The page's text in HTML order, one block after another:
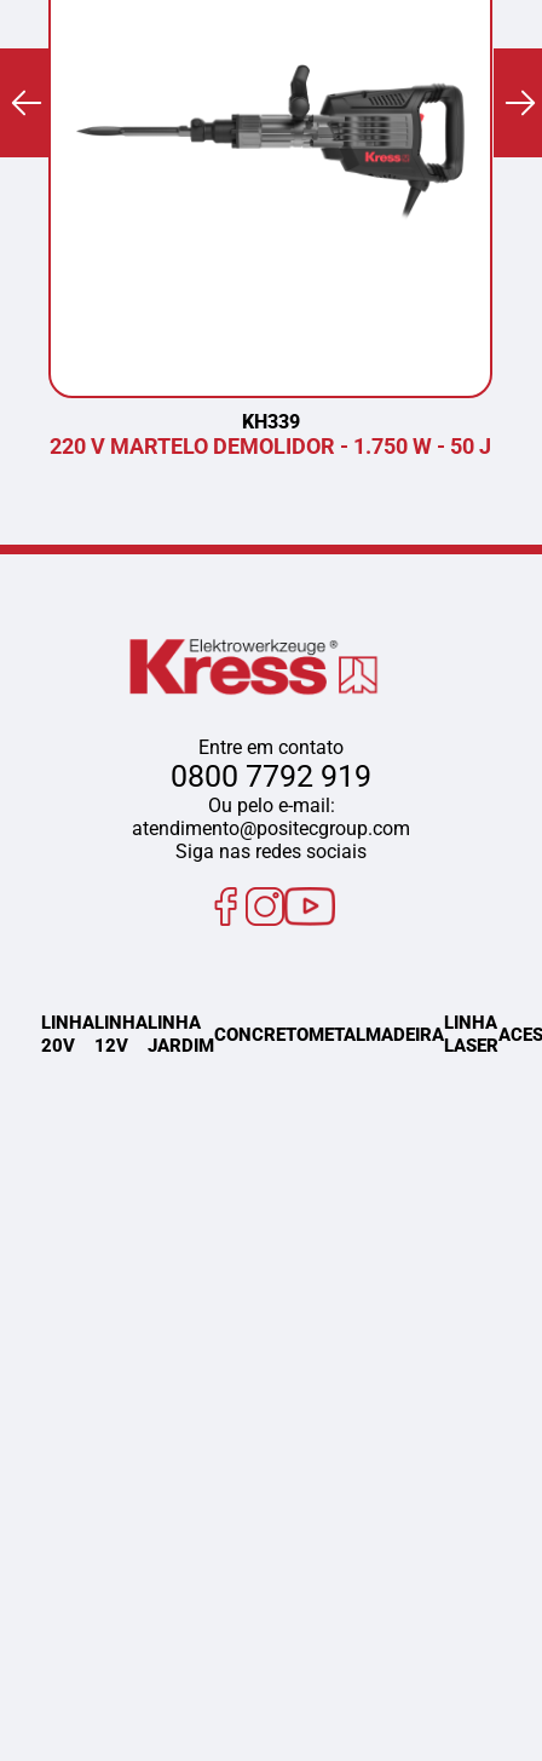
KH339
220 V MARTELO DEMOLIDOR - 1.750 W - 50 J
Entre em contato
0800 7792 919
Ou pelo e-mail:
atendimento@positecgroup.com
Siga nas redes sociais
LINHA
20V
LINHA
12V
LINHA
JARDIM
CONCRETOMETALMADEIRA
LINHA
LASER